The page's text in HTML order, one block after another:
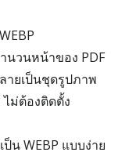
นวนหน้าของ PDF
ายเป็นชุดรูปภาพ
ม่ต้องติดตั้ง
น WEBP แบบง่าย